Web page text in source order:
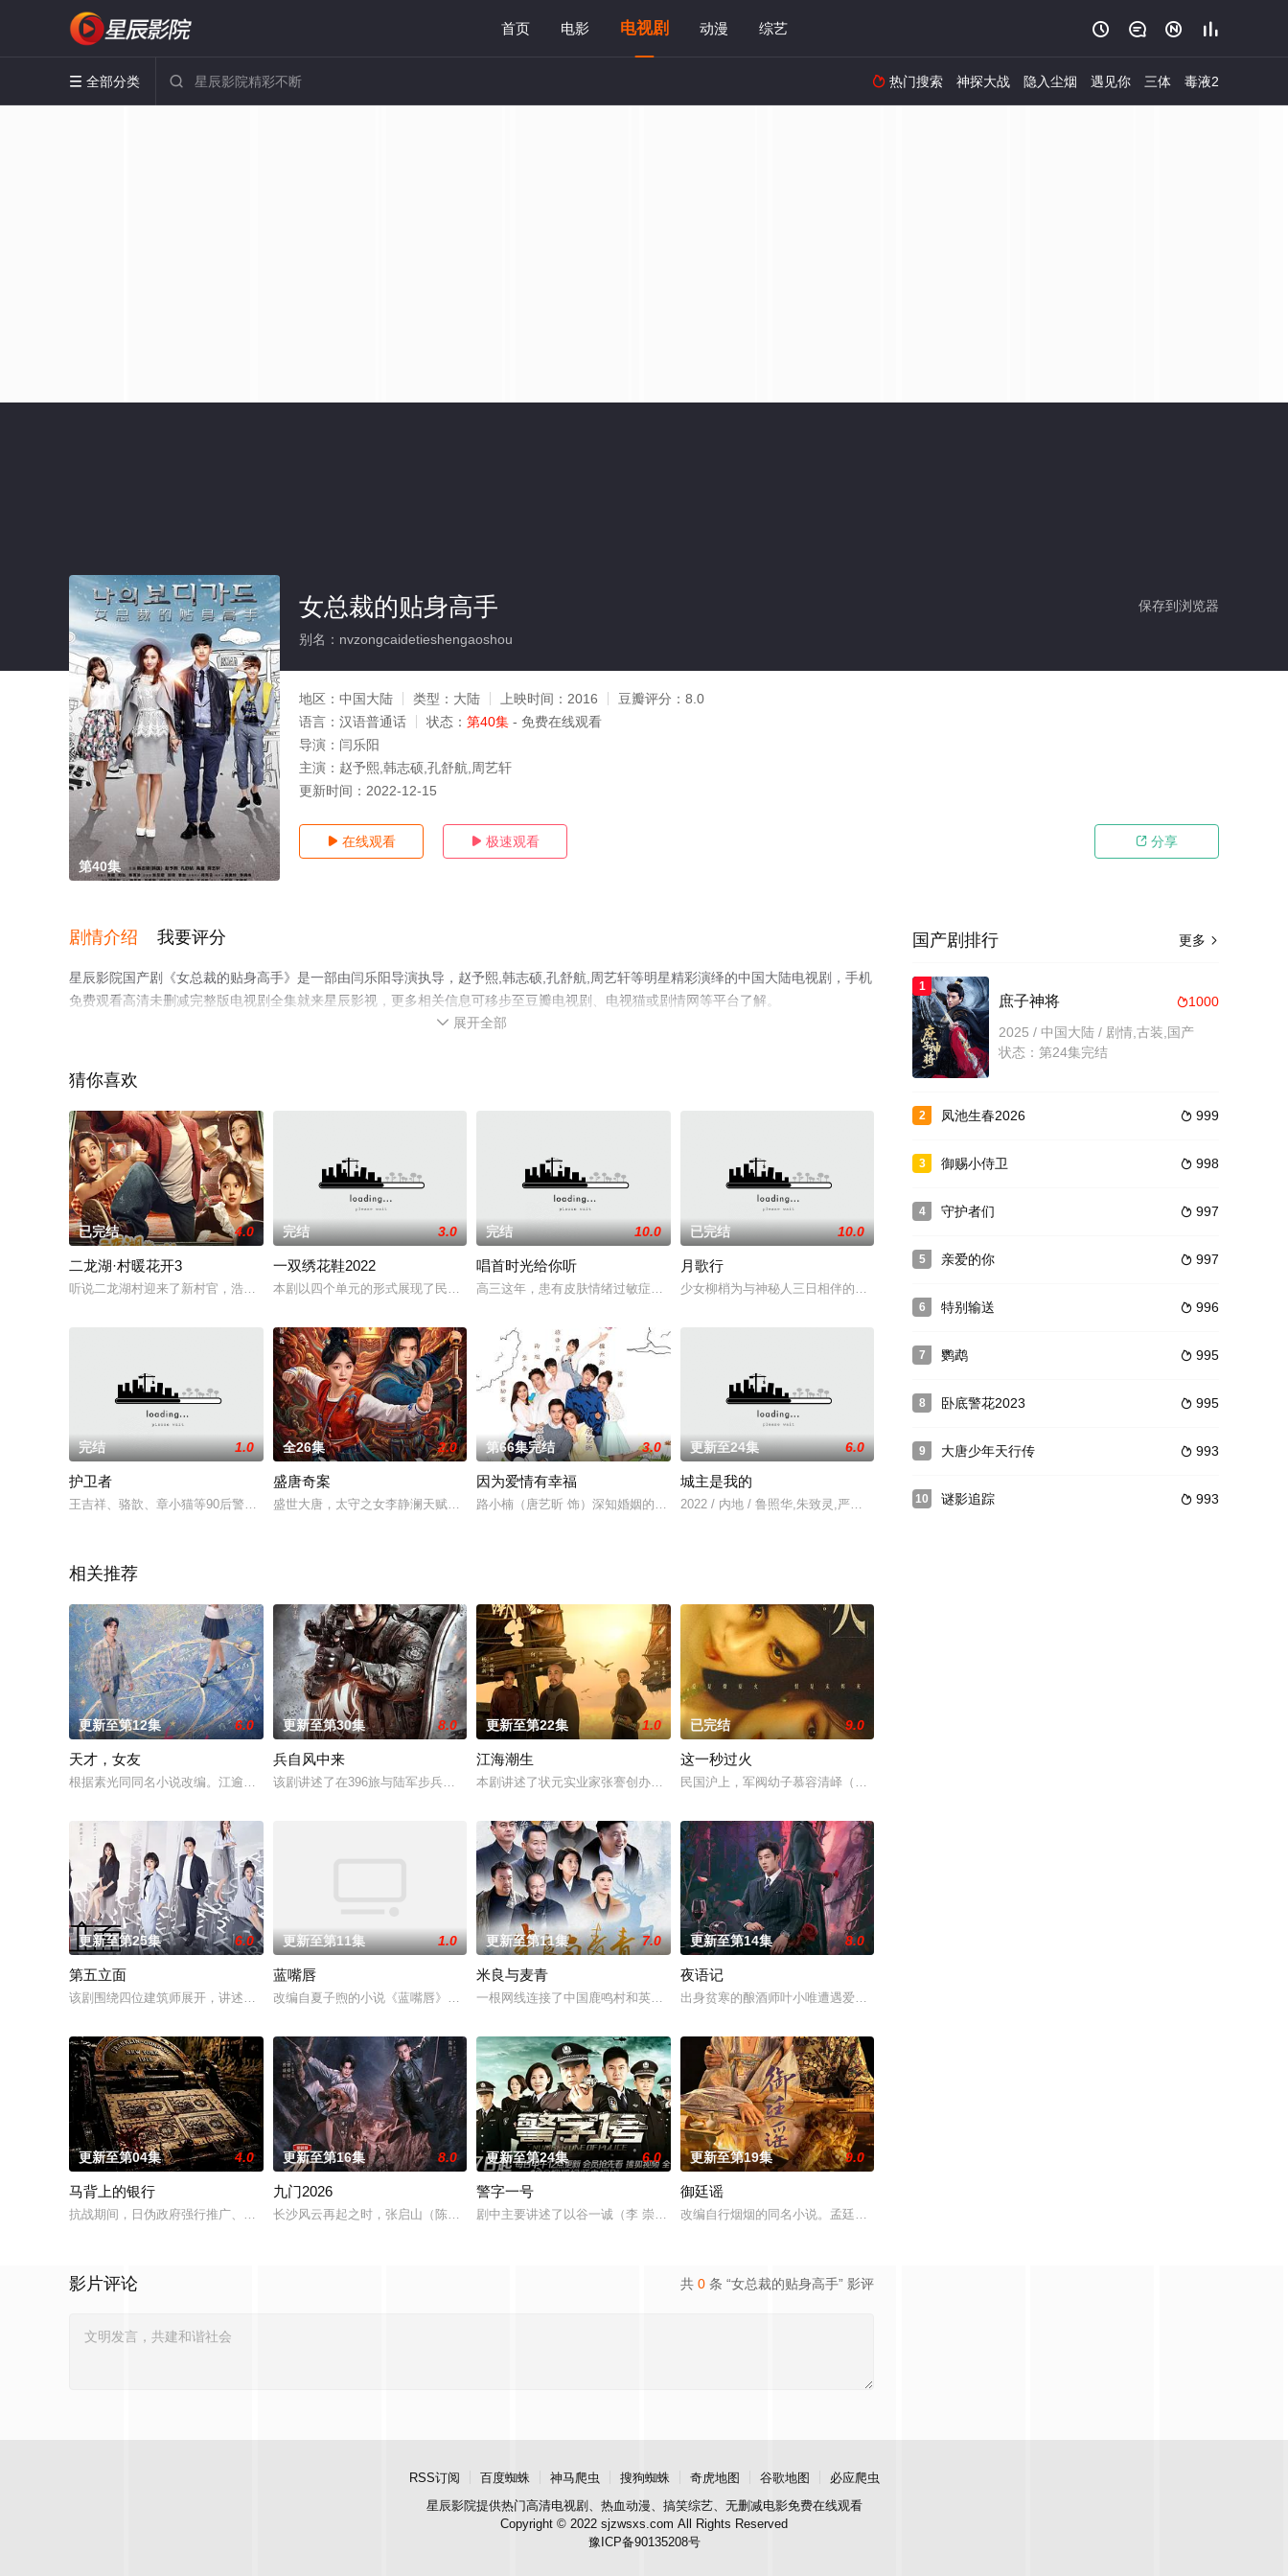
首页 电影 电视剧 动漫 综艺    
 全部分类   热门搜索 神探大战 隐入尘烟 遇见你 三体 毒液2
第40集
保存到浏览器
女总裁的贴身高手
别名：nvzongcaidetieshengaoshou
地区： 中国大陆 类型： 大陆 上映时间： 2016 豆瓣评分： 8.0
语言： 汉语普通话 状态： 第40集 - 免费在线观看
导演： 闫乐阳
主演： 赵予熙,韩志硕,孔舒航,周艺轩
更新时间： 2022-12-15
 在线观看  极速观看  分享
剧情介绍 我要评分
星辰影院国产剧《女总裁的贴身高手》是一部由闫乐阳导演执导，赵予熙,韩志硕,孔舒航,周艺轩等明星精彩演绎的中国大陆电视剧，手机
免费观看高清未删减完整版电视剧全集就来星辰影视，更多相关信息可移步至豆瓣电视剧、电视猫或剧情网等平台了解。
 展开全部
猜你喜欢
已完结 4.0
二龙湖·村暖花开3
听说二龙湖村迎来了新村官，浩哥事业遭遇史诗级滑铁卢，情感又遇新危机！全新爆笑故事即将解锁
完结 3.0
一双绣花鞋2022
本剧以四个单元的形式展现了民国时期警官乔恒来到闹鬼的平和村调查绣花鞋杀人案件的始末，乔恒在平和村里遭遇种种恐怖离奇事件
完结 10.0
唱首时光给你听
高三这年，患有皮肤情绪过敏症的杜小雨转学到了定海中学高三二班，和酷爱音乐的陆徵成为了同桌，她的生活也因此发生了翻天覆地
已完结 10.0
月歌行
少女柳梢为与神秘人三日相伴的欢愉，换走了自己一生的命运，从此历经波澜壮阔，随他一场悲欢离合。为守
完结 1.0
护卫者
王吉祥、骆歆、章小猫等90后警校毕业后分到甬城新桥派出所。骆歆出警时大意致使智障女孩意外死亡，被判入狱2年。派出所陷入
全26集 2.0
盛唐奇案
盛世大唐，太守之女李静澜天赋异禀，擅验尸断案，与神秘“鬼探”决明、武艺高强的捕快苏御安联手追凶，揭开一桩桩离奇悬案：双
第66集完结 3.0
因为爱情有幸福
路小楠（唐艺昕 饰）深知婚姻的凶险，因此不敢轻易踏出那人生中至关重要的一步，直到她遇见了名为凯文（陈伟霆 饰）的男子，
更新至24集 6.0
城主是我的
2022 / 内地 / 鲁照华,朱致灵,严若曦,赫楚
相关推荐
更新至第12集 6.0
天才，女友
根据素光同同名小说改编。江逾白长大以后，林知夏忽然对他说：“江逾白，我喜欢你，哲学和生物学意义上的喜欢。”那个夜晚，他
更新至第30集 8.0
兵自风中来
该剧讲述了在396旅与陆军步兵学院联合举办的小型军事演习中，郭子剑因不满演习流于形式，假传指令要求真打实抗，虽引发哗然
更新至第22集 1.0
江海潮生
本剧讲述了状元实业家张謇创办大生企业，实业报国的故事。甲午战争后，国家蒙羞，张謇虽高中状元，却渴望寻求强国之路。他毅然
已完结 9.0
这一秒过火
民国沪上，军阀幼子慕容清峄（张凌赫 饰）因被抱错而受尽养父虐待，少年出逃时被任素素（王楚然 饰）所
更新至第25集 6.0
第五立面
该剧围绕四位建筑师展开，讲述了他们在中意合作项目中面对专业挑战与境外竞争，通过创新实践实现本土设计理念突破的故事。
更新至第11集 1.0
蓝嘴唇
改编自夏子煦的小说《蓝嘴唇》。藤墨与伍十弦因一场乌龙“神药”事件相遇，在成人用品店与酒吧的霓虹外衣下展开相互救赎的故事
更新至第11集 7.0
米良与麦青
一根网线连接了中国鹿鸣村和英国牛津，麦香通过视频向米良宣告：婚不结了。鹿鸣村开了锅，村民大骂麦香是叛徒。麦香是婚前体检
更新至第14集 8.0
夜语记
出身贫寒的酿酒师叶小唯遭遇爱人程桉、恩师林晚媚的双重背叛。她从恨意中涅槃重生，借私生女桑落的身份
更新至第04集 4.0
马背上的银行
抗战期间，日伪政府强行推广、使用由“中国准备银行”发行的伪钞货币。根据党中央指示，高景波、徐邵梁、孙希光和黄鹰等人开始
更新至第16集 8.0
九门2026
长沙风云再起之时，张启山（陈伟霆 饰）与吴老狗（曾舜晞 饰）强强联手，携手霍仙姑（陈瑶 饰）与九门诸人共赴冒险奇局。一
更新至第24集 6.0
警字一号
剧中主要讲述了以谷一诚（李 崇霄饰演）为代表的冀北市公安刑警用自己 的超凡的智慧与过人的勇气，屡破奇案、勇 擒元凶的故
更新至第19集 9.0
御廷谣
改编自行烟烟的同名小说。孟廷辉，大平王朝有史以来个以女子进士科三元及第入翰林院的奇女子。十年前的
共 0 条 “女总裁的贴身高手” 影评
影片评论
更多 
国产剧排行
1
1000
庶子神将
2025 / 中国大陆 / 剧情,古装,国产
状态：第24集完结
2  999
凤池生春2026
3  998
御赐小侍卫
4  997
守护者们
5  997
亲爱的你
6  996
特别输送
7  995
鹦鹉
8  995
卧底警花2023
9  993
大唐少年天行传
10  993
谜影追踪
RSS订阅 百度蜘蛛 神马爬虫 搜狗蜘蛛 奇虎地图 谷歌地图
必应爬虫
星辰影院提供热门高清电视剧、热血动漫、搞笑综艺、无删减电影免费在线观看
Copyright © 2022 sjzwsxs.com All Rights Reserved
豫ICP备90135208号